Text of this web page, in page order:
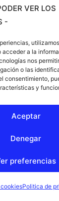
VER LOS
-
a la
nos
o las
consentimiento,
y
Aceptar
Denegar
preferencias
Politica de
Presencial
de
para
para
dispongo de
así queY